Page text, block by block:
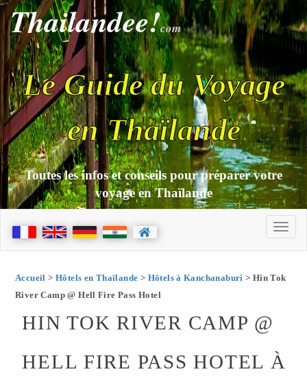
Thailandee!com
Le Guide du Voyage
en Thaïlande
Toutes les infos et conseils pour préparer votre
voyage en Thaïlande
Accueil > Hôtels en Thaïlande > Hôtels à Kanchanaburi > Hin Tok
River Camp @ Hell Fire Pass Hotel
HIN TOK RIVER CAMP @
HELL FIRE PASS HOTEL À